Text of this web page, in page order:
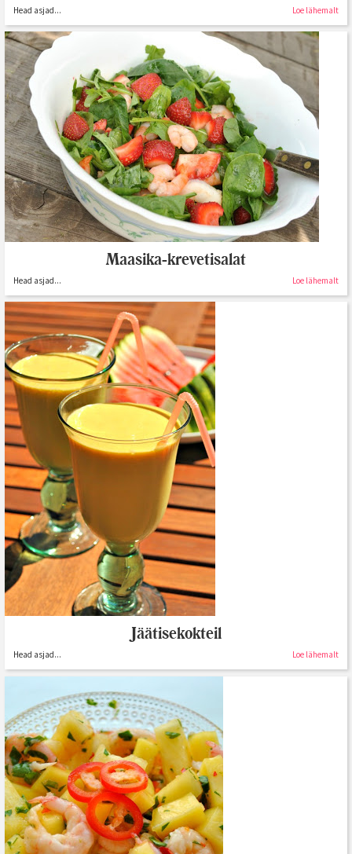
Head asjad... Loe lähemalt
Maasika-krevetisalat
Head asjad... Loe lähemalt
Jäätisekokteil
Head asjad... Loe lähemalt